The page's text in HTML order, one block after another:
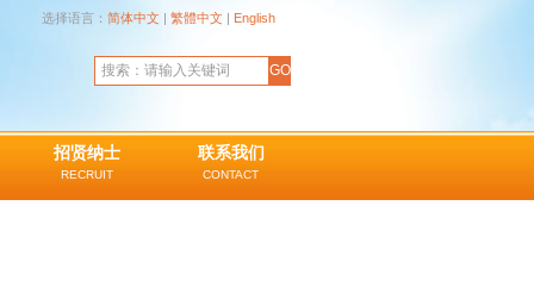
选择语言： 简体中文 | 繁體中文 | English
招贤纳士
RECRUIT
联系我们
CONTACT